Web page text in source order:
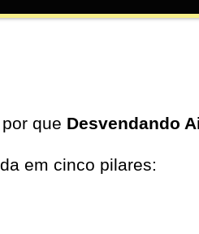
que Desvendando
em cinco pilares: